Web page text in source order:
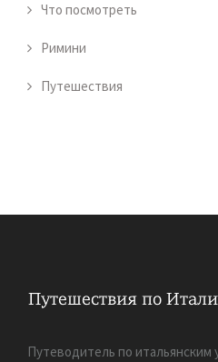
Что посмотреть
Римини
Путешествия
Путеводитель по итальянским